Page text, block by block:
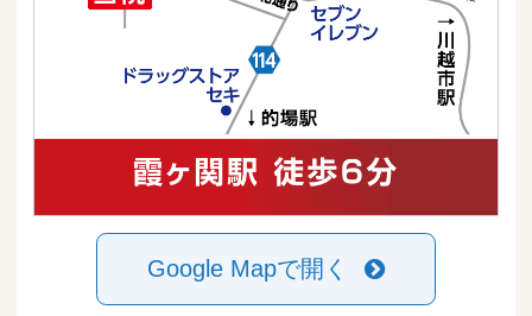
Google Mapで開く